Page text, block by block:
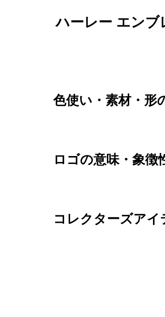
ハーレー エンブ
色使い・素材・形
ロゴの意味・象徴
コレクターズア